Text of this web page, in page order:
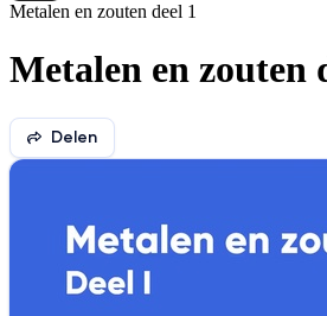
Metalen en zouten deel 1
Metalen en zouten
Delen